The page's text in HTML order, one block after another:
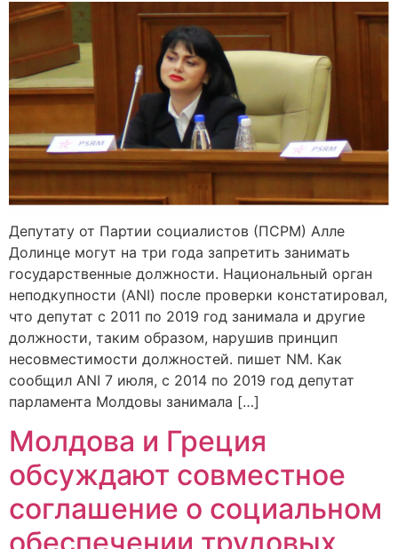
Депутату от Партии социалистов (ПСРМ) Алле
Долинце могут на три года запретить занимать
государственные должности. Национальный орган
неподкупности (ANI) после проверки констатировал,
что депутат с 2011 по 2019 год занимала и другие
должности, таким образом, нарушив принцип
несовместимости должностей. пишет NM. Как
сообщил ANI 7 июля, с 2014 по 2019 год депутат
парламента Молдовы занимала […]
Молдова и Греция
обсуждают совместное
соглашение о социальном